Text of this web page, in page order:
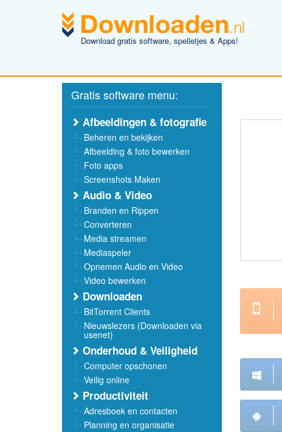
Download gratis software, spelletjes & Apps!
Gratis software menu:
Afbeeldingen & fotografie
Beheren en bekijken
Afbeelding & foto bewerken
Foto apps
Screenshots Maken
Audio & Video
Branden en Rippen
Converteren
Media streamen
Mediaspeler
Opnemen Audio en Video
Video bewerken
Downloaden
BitTorrent Clients
Nieuwslezers (Downloaden via
usenet)
Onderhoud & Veiligheid
Computer opschonen
Veilig online
Productiviteit
Adresboek en contacten
Planning en organisatie